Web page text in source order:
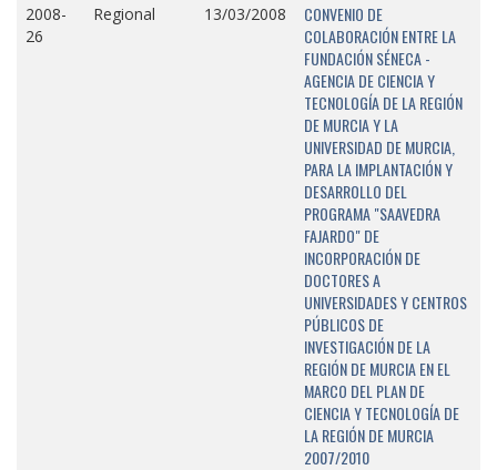
2008-
26
Regional 13/03/2008
CONVENIO DE
COLABORACIÓN ENTRE LA
FUNDACIÓN SÉNECA -
AGENCIA DE CIENCIA Y
TECNOLOGÍA DE LA REGIÓN
DE MURCIA Y LA
UNIVERSIDAD DE MURCIA,
PARA LA IMPLANTACIÓN Y
DESARROLLO DEL
PROGRAMA "SAAVEDRA
FAJARDO" DE
INCORPORACIÓN DE
DOCTORES A
UNIVERSIDADES Y CENTROS
PÚBLICOS DE
INVESTIGACIÓN DE LA
REGIÓN DE MURCIA EN EL
MARCO DEL PLAN DE
CIENCIA Y TECNOLOGÍA DE
LA REGIÓN DE MURCIA
2007/2010